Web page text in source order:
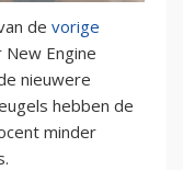
de vorige
Engine
nieuwere
hebben de
minder